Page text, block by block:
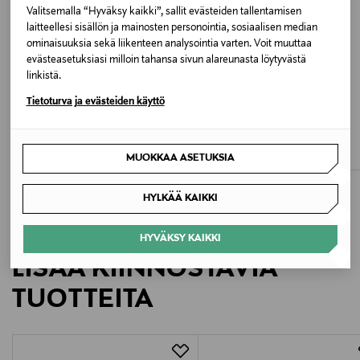
Valitsemalla “Hyväksy kaikki”, sallit evästeiden tallentamisen
laitteellesi sisällön ja mainosten personointia, sosiaalisen median
ominaisuuksia sekä liikenteen analysointia varten. Voit muuttaa
evästeasetuksiasi milloin tahansa sivun alareunasta löytyvästä
linkistä.
Tietoturva ja evästeiden käyttö
MUOKKAA ASETUKSIA
HYLKÄÄ KAIKKI
HYVÄKSY KAIKKI
Valmistusmaa
Kiina
Lars Sonckin Kaari 6, 02600 Espoo, Finland
contact@bestseller.com
ETUKUPONKITUOTE
Original Price
34,99 €
LISÄÄ KIINNOSTAVIA
TUOTTEITA